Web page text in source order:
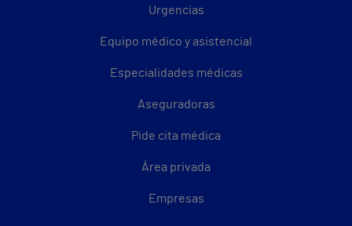
Urgencias
Equipo médico y asistencial
Especialidades médicas
Aseguradoras
Pide cita médica
Área privada
Empresas